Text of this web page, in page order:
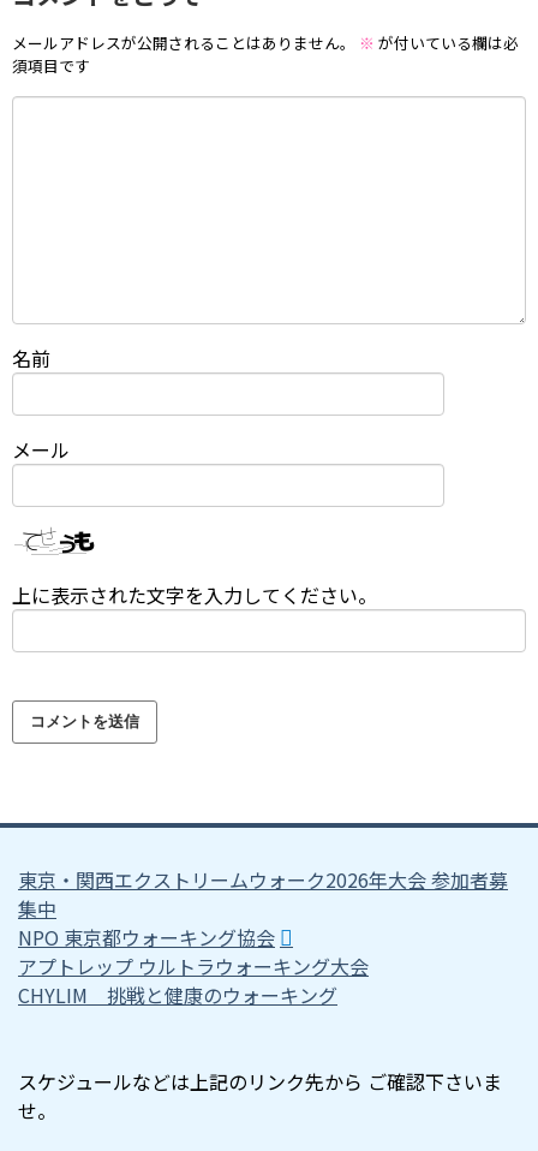
メールアドレスが公開されることはありません。 ※ が付いている欄は必
須項目です
名前
メール
上に表示された文字を入力してください。
東京・関西エクストリームウォーク2026年大会 参加者募
集中
NPO 東京都ウォーキング協会
アプトレップ ウルトラウォーキング大会
CHYLIM 挑戦と健康のウォーキング
スケジュールなどは上記のリンク先から ご確認下さいま
せ。